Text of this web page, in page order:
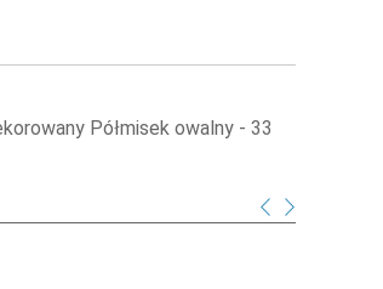
Półmisek owalny - 33